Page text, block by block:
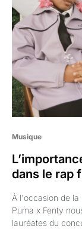
Musique
dans le rap
À l'occasion de la
Puma x Fenty
lauréates du